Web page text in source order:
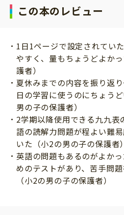
この本のレビュー
1日1ページで設定されてい
やすく、量もちょうどよか
護者）
夏休みまでの内容を振り返
日の学習に使うのにちょう
男の子の保護者）
2学期以降使用できる九九表
語の読解力問題が程よい難
いた（小2の男の子の保護者）
英語の問題もあるのがよか
めのテストがあり、苦手問
（小2の男の子の保護者）